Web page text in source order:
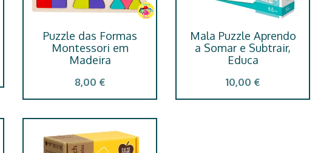
Puzzle das Formas
Montessori em
Madeira
8,00 €
Mala Puzzle Aprendo
a Somar e Subtrair,
Educa
10,00 €